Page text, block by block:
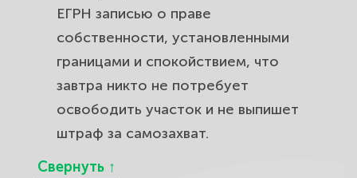
ЕГРН записью о праве
собственности, установленными
границами и спокойствием, что
завтра никто не потребует
освободить участок и не выпишет
штраф за самозахват.